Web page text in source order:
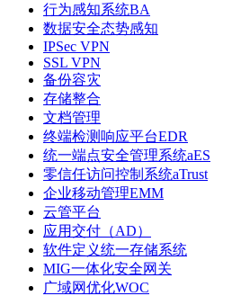
行为感知系统BA
数据安全态势感知
IPSec VPN
SSL VPN
备份容灾
存储整合
文档管理
终端检测响应平台EDR
统一端点安全管理系统aES
零信任访问控制系统aTrust
企业移动管理EMM
云管平台
应用交付（AD）
软件定义统一存储系统
MIG一体化安全网关
广域网优化WOC